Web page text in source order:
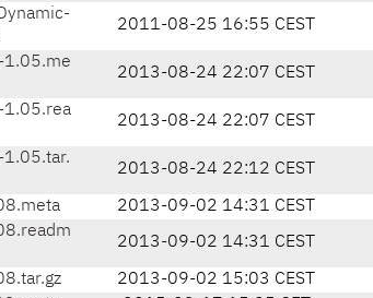
2011-08-25 16:55 CEST
1.05.me
2013-08-24 22:07 CEST
1.05.rea
2013-08-24 22:07 CEST
1.05.tar.
2013-08-24 22:12 CEST
2013-09-02 14:31 CEST
2013-09-02 14:31 CEST
2013-09-02 15:03 CEST